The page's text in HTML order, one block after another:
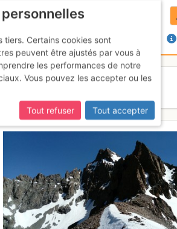
E
tiers. Certains cookies sont
peuvent être ajustés par vous à
les performances de notre
Vous pouvez les accepter ou les
Tout refuser
Tout accepter